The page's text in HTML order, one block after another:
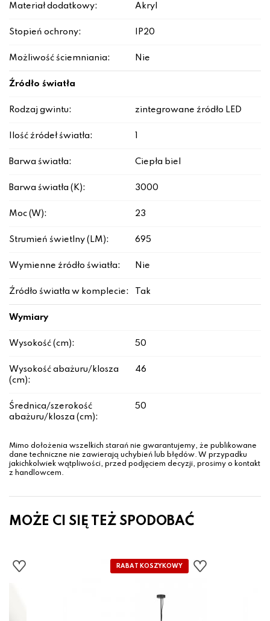
Materiał dodatkowy: Akryl
Stopień ochrony: IP20
Możliwość ściemniania: Nie
Źródło światła
Rodzaj gwintu: zintegrowane źródło LED
Ilość źródeł światła:
Barwa światła: Ciepła biel
Barwa światła (K): 3000
Moc (W): 23
Strumień świetlny (LM): 695
Wymienne źródło światła: Nie
Źródło światła w komplecie: Tak
Wymiary
Wysokość (cm): 50
Wysokość abażuru/klosza
(cm):
46
Średnica/szerokość
abażuru/klosza (cm):
50
Mimo dołożenia wszelkich starań nie gwarantujemy, że publikowane
dane techniczne nie zawierają uchybień lub błędów. W przypadku
jakichkolwiek wątpliwości, przed podjęciem decyzji, prosimy o kontakt
z handlowcem.
MOŻE CI SIĘ TEŻ SPODOBAĆ